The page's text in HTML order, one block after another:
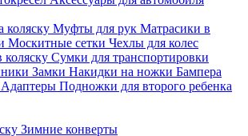
Муфты для рук Матрасики в
Москитные сетки Чехлы для колес
коляску Сумки для транспортировки
Замки Накидки на ножки Бампера
Адаптеры Подножки для второго ребенка
Зимние конверты